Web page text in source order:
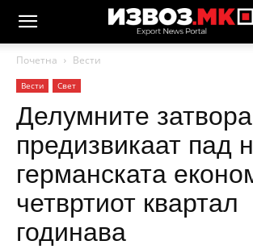
Почетна Вести
Вести Свет
Делумните
предизвикаат пад
германската
четвртиот квартал
годинава